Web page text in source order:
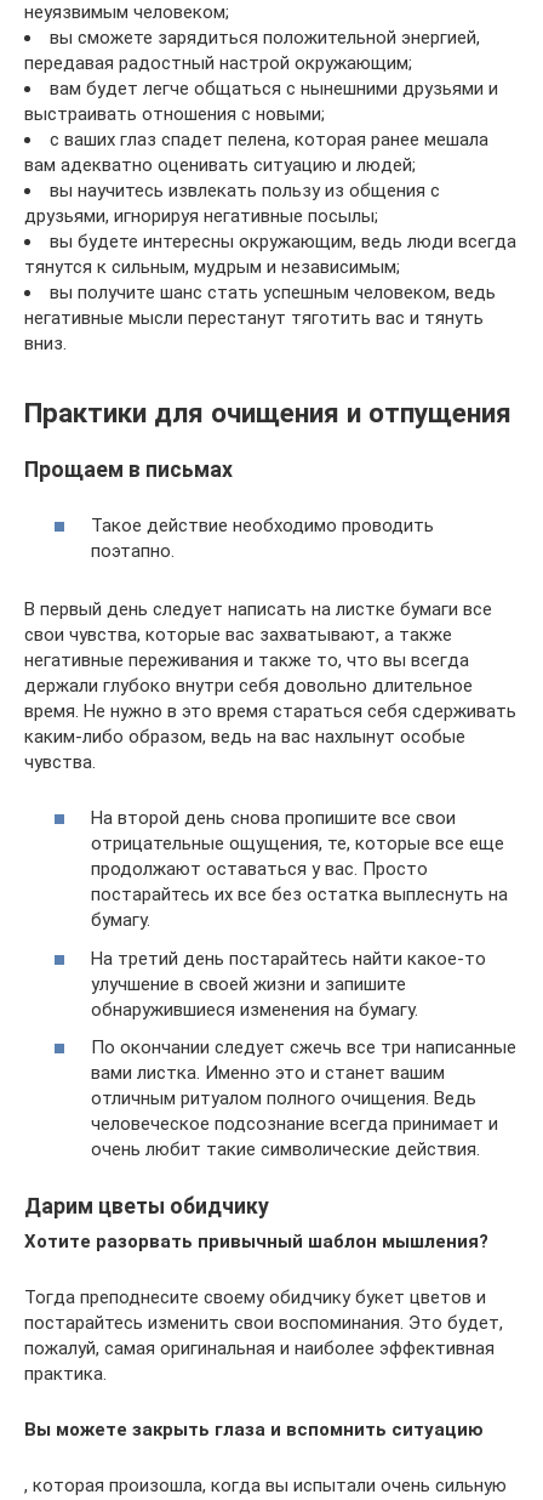
неуязвимым человеком;
вы сможете зарядиться положительной энергией,
передавая радостный настрой окружающим;
вам будет легче общаться с нынешними друзьями и
выстраивать отношения с новыми;
с ваших глаз спадет пелена, которая ранее мешала
вам адекватно оценивать ситуацию и людей;
вы научитесь извлекать пользу из общения с
друзьями, игнорируя негативные посылы;
вы будете интересны окружающим, ведь люди всегда
тянутся к сильным, мудрым и независимым;
вы получите шанс стать успешным человеком, ведь
негативные мысли перестанут тяготить вас и тянуть
вниз.
Практики для очищения и отпущения
Прощаем в письмах
Такое действие необходимо проводить
поэтапно.
В первый день следует написать на листке бумаги все
свои чувства, которые вас захватывают, а также
негативные переживания и также то, что вы всегда
держали глубоко внутри себя довольно длительное
время. Не нужно в это время стараться себя сдерживать
каким-либо образом, ведь на вас нахлынут особые
чувства.
На второй день снова пропишите все свои
отрицательные ощущения, те, которые все еще
продолжают оставаться у вас. Просто
постарайтесь их все без остатка выплеснуть на
бумагу.
На третий день постарайтесь найти какое-то
улучшение в своей жизни и запишите
обнаружившиеся изменения на бумагу.
По окончании следует сжечь все три написанные
вами листка. Именно это и станет вашим
отличным ритуалом полного очищения. Ведь
человеческое подсознание всегда принимает и
очень любит такие символические действия.
Дарим цветы обидчику
Хотите разорвать привычный шаблон мышления?
Тогда преподнесите своему обидчику букет цветов и
постарайтесь изменить свои воспоминания. Это будет,
пожалуй, самая оригинальная и наиболее эффективная
практика.
Вы можете закрыть глаза и вспомнить ситуацию
, которая произошла, когда вы испытали очень сильную